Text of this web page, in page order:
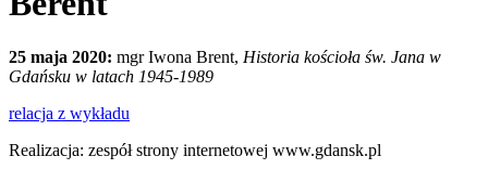
25 maja 2020: mgr Iwona Brent, Historia kościoła św. Jana w
Gdańsku w latach 1945-1989
relacja z wykładu
Realizacja: zespół strony internetowej www.gdansk.pl